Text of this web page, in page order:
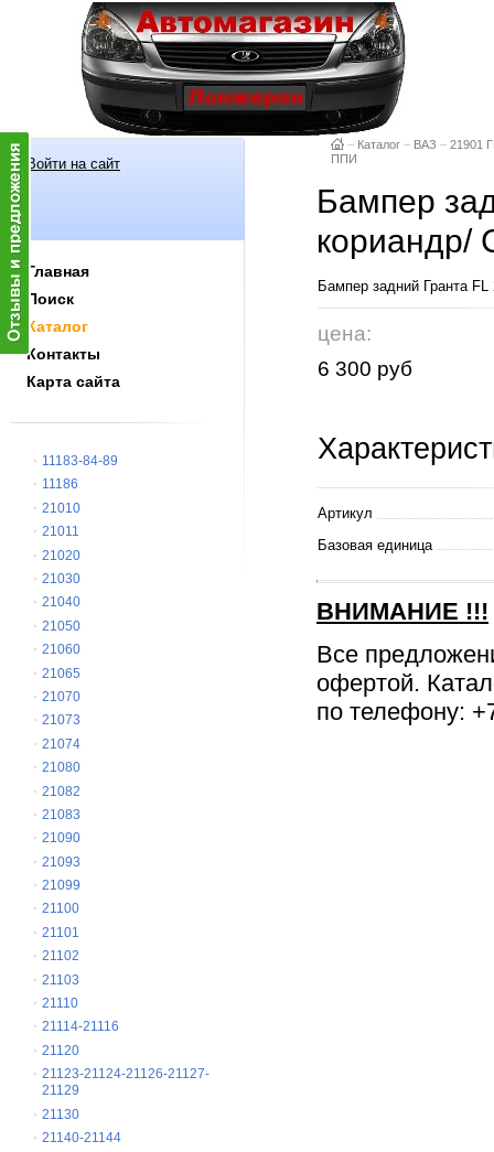
Войти на сайт
Главная
Поиск
Каталог
Контакты
Карта сайта
11183-84-89
11186
21010
21011
21020
21030
21040
21050
21060
21065
21070
21073
21074
21080
21082
21083
21090
21093
21099
21100
21101
21102
21103
21110
21114-21116
21120
21123-21124-21126-21127-
21129
21130
21140-21144
– Каталог – ВАЗ – 21901
ППИ
Бампер
Бампер задний Гранта
цена:
6 300 руб
Артикул
Базовая единица
ВНИМАНИЕ !!!
Все
офертой.
по телефону: